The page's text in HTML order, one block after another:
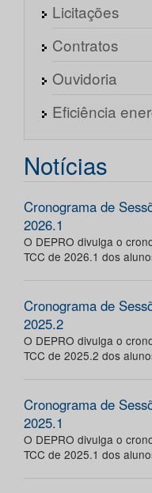
Licitações
Contratos
Ouvidoria
Eficiência
Notícias
Cronograma de
2026.1
O DEPRO divulga o
TCC de 2026.1 dos
Cronograma de
2025.2
O DEPRO divulga o
TCC de 2025.2 dos
Cronograma de
2025.1
O DEPRO divulga o
TCC de 2025.1 dos